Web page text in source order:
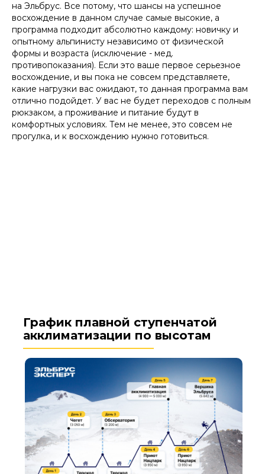
на Эльбрус. Все потому, что шансы на успешное
восхождение в данном случае самые высокие, а
программа подходит абсолютно каждому: новичку и
опытному альпинисту независимо от физической
формы и возраста (исключение - мед.
противопоказания). Если это ваше первое серьезное
восхождение, и вы пока не совсем представляете,
какие нагрузки вас ожидают, то данная программа вам
отлично подойдет. У вас не будет переходов с полным
рюкзаком, а проживание и питание будут в
комфортных условиях. Тем не менее, это совсем не
прогулка, и к восхождению нужно готовиться.
График плавной ступенчатой
акклиматизации по высотам